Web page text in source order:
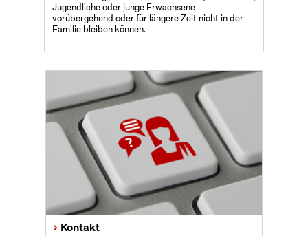
Jugendliche oder junge Erwachsene
vorübergehend oder für längere Zeit nicht in der
Familie bleiben können.
Kontakt